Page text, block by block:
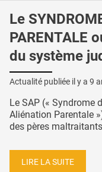
Le
PARENTALE
du système
Actualité publiée il y a 9
Le SAP (« Syndrome
Aliénation Parentale
des pères
LIRE LA SUITE